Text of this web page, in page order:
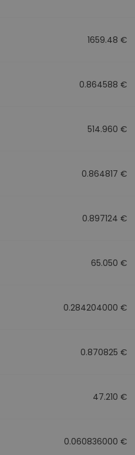
1659.48 €
0.864588 €
514.960 €
0.864817 €
0.897124 €
65.050 €
0.284204000 €
0.870825 €
47.210 €
0.060836000 €